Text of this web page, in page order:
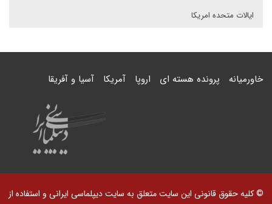
ایالات متحده امریکا
خاورمیانه پرونده هسته ای اروپا آمریکا آسیا و آفریقا
© کلیه حقوق قانونی این سایت متعلق به سایت دیپلماسی ایرانی و استفاده از